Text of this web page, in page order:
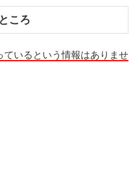
ころ
いるという情報はありませ